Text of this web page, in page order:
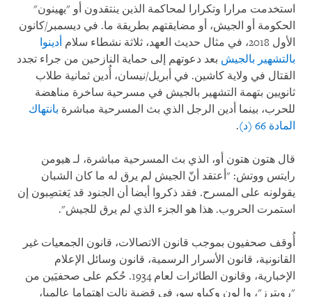
استخدمت مرارا وتكرارا لمحاكمة الذين ينتقدون أو "يهينون"
الحكومة أو الجيش، أو مضايقتهم بطريقة ما. في ديسمبر/كانون
الأول 2018، في مثال حديث العهد، ثلاثة نشطاء سلام
أدينوا
بالتشهير بالجيش بعد دعوتهم إلى حماية النازحين من جراء تجدد
القتال في ولاية كاشين. في أبريل/نيسان، أُدين ثمانية طلاب
ثانويين بتهمة التشهير بالجيش في مسرحية ساخرة مناهضة
للحرب، بينما أدين الرجل الذي بث المسرحية مباشرة بانتهاك
المادة 66 (د)
.
قال هتون هتون أو، الذي بث المسرحية مباشرة، لـ هيومن
رايتس ووتش: "أعتقد أنّ الجيش لم يرق له ما كان الشبان
يقولونه على المسرح. فقد ذكروا أيضا أن الجنود قد يَغتصِبون إن
استمرت الحروب. هذا هو الجزء الذي لم يرق للجيش".
أُوقف صحفيون بموجب قانون الاتصالات، قانون الجمعيات غير
القانونية، قانون الأسرار الرسمية، قانون وسائل الإعلام
الإخبارية، وقانون الطائرات لعام 1934. حُكم على صحفيَين من
"رويترز"، وا لون وكياو سو، في قضية نالت اهتماما عالميا،